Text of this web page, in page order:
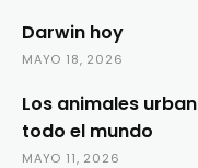
Darwin hoy
MAYO 18, 2026
Los animales
todo el mundo
MAYO 11, 2026